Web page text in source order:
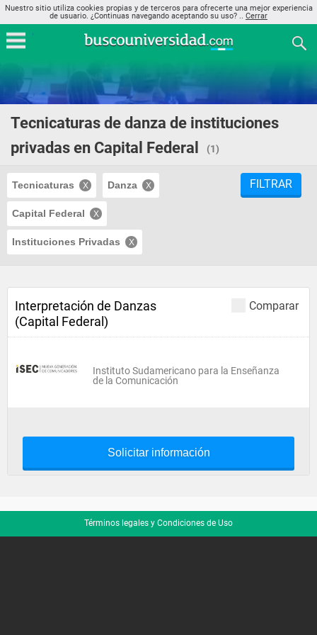
Nuestro sitio utiliza cookies propias y de terceros para ofrecerte una mejor experiencia
de usuario. ¿Continuas navegando aceptando su uso? .. Cerrar
Tecnicaturas de danza de instituciones
privadas en Capital Federal
(1)
Tecnicaturas Danza
Capital Federal
Instituciones Privadas
FILTRAR
Comparar
Interpretación de Danzas
(Capital Federal)
Instituto Sudamericano para la Enseñanza
de la Comunicación
Solicitar información
Términos legales y Condiciones de Uso